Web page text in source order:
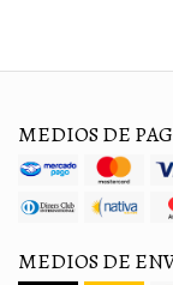
MEDIOS DE
MEDIOS DE